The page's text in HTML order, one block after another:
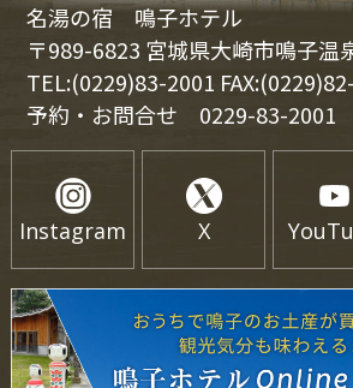
名湯の宿 鳴子ホテル
〒989-6823 宮城県大崎市鳴子温
TEL:(0229)83-2001
予約・お問合せ 0229-83-2001
Instagram X